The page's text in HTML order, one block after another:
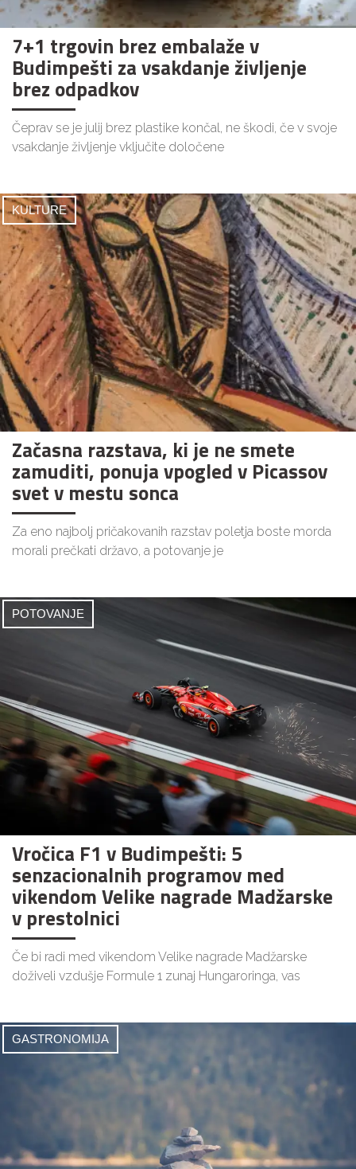
7+1 trgovin brez embalaže v
Budimpešti za vsakdanje življenje
brez odpadkov
Čeprav se je julij brez plastike končal, ne škodi, če v svoje
vsakdanje življenje vključite določene
KULTURE
Začasna razstava, ki je ne smete
zamuditi, ponuja vpogled v Picassov
svet v mestu sonca
Za eno najbolj pričakovanih razstav poletja boste morda
morali prečkati državo, a potovanje je
POTOVANJE
Vročica F1 v Budimpešti: 5
senzacionalnih programov med
vikendom Velike nagrade Madžarske
v prestolnici
Če bi radi med vikendom Velike nagrade Madžarske
doživeli vzdušje Formule 1 zunaj Hungaroringa, vas
GASTRONOMIJA